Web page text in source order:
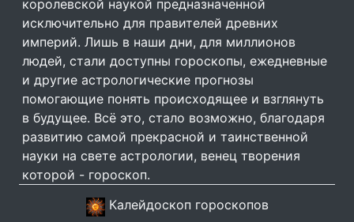
королевской наукой предназначенной
исключительно для правителей древних
империй. Лишь в наши дни, для миллионов
людей, стали доступны гороскопы, ежедневные
и другие астрологические прогнозы
помогающие понять происходящее и взглянуть
в будущее. Всё это, стало возможно, благодаря
развитию самой прекрасной и таинственной
науки на свете астрологии, венец творения
которой - гороскоп.
Калейдоскоп гороскопов